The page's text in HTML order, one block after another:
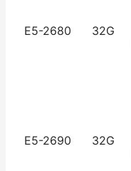
E5-2680 32G
E5-2690 32G